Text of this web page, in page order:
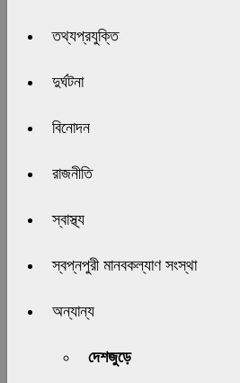
তথ্যপ্রযুক্তি
দুর্ঘটনা
বিনোদন
রাজনীতি
স্বাস্থ্য
স্বপ্নপুরী মানবকল্যাণ সংস্থা
অন্যান্য
দেশজুড়ে